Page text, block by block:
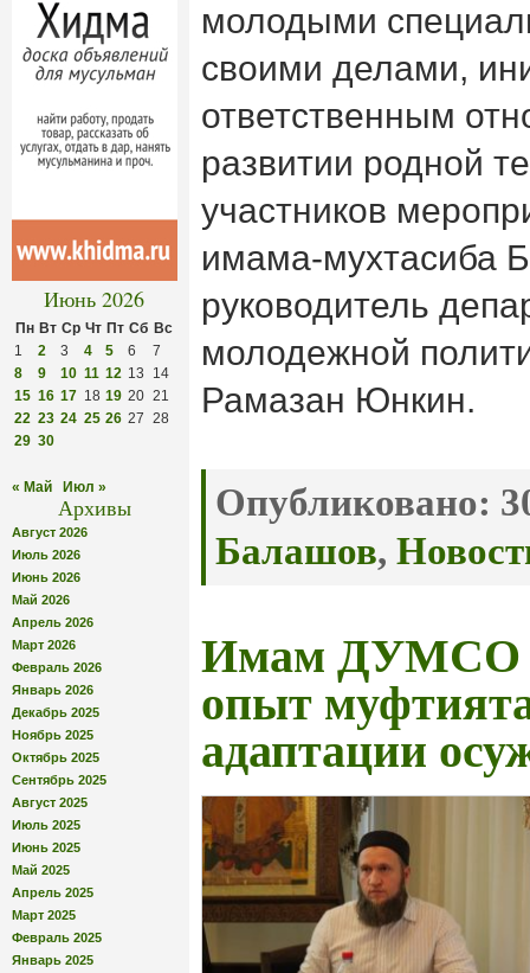
Июнь 2026
Пн Вт Ср Чт Пт Сб Вс
1
2 3 4 5 6
7
8
9 10 11 12 13
14
15 16 17 18 19 20 21
22 23 24 25 26 27 28
29 30
« Май Июл »
Архивы
Август 2026
Июль 2026
Июнь 2026
Май 2026
Апрель 2026
Март 2026
Февраль 2026
Январь 2026
Декабрь 2025
Ноябрь 2025
Октябрь 2025
Сентябрь 2025
Август 2025
Июль 2025
Июнь 2025
Май 2025
Апрель 2025
Март 2025
Февраль 2025
Январь 2025
молодыми
своими делами,
ответственным
развитии родной
участников
имама-мухтасиба
руководитель
молодежной
Рамазан Юнкин.
Опубликовано:
Балашов,
Имам ДУМСО
опыт
адаптации